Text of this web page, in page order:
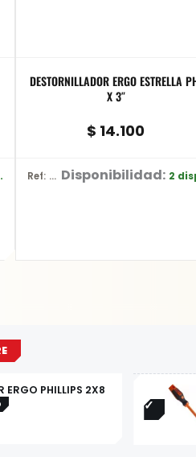
DESTORNILLADOR ERGO ESTRELLA PH1
X 3″
$ 14.100
Ref: BE-8610 Disponibilidad: 2
ERGO PHILLIPS 2X8